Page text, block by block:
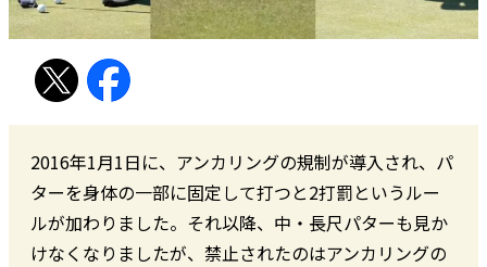
2016年1月1日に、アンカリングの規制が導入され、パ
ターを身体の一部に固定して打つと2打罰というルー
ルが加わりました。それ以降、中・長尺パターも見か
けなくなりましたが、禁止されたのはアンカリングの